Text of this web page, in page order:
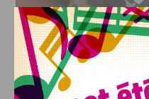
Un Trophée des Grands
remis cette année à
son investissement au sein